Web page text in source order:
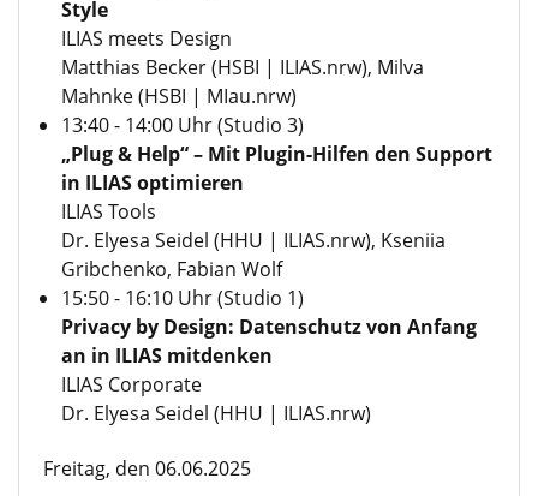
Style
ILIAS meets Design
Matthias Becker (HSBI | ILIAS.nrw), Milva
Mahnke (HSBI | MIau.nrw)
13:40 - 14:00 Uhr (Studio 3)
„Plug & Help“ – Mit Plugin-Hilfen den Support
in ILIAS optimieren
ILIAS Tools
Dr. Elyesa Seidel (HHU | ILIAS.nrw), Kseniia
Gribchenko, Fabian Wolf
15:50 - 16:10 Uhr (Studio 1)
Privacy by Design: Datenschutz von Anfang
an in ILIAS mitdenken
ILIAS Corporate
Dr. Elyesa Seidel (HHU | ILIAS.nrw)
Freitag, den 06.06.2025